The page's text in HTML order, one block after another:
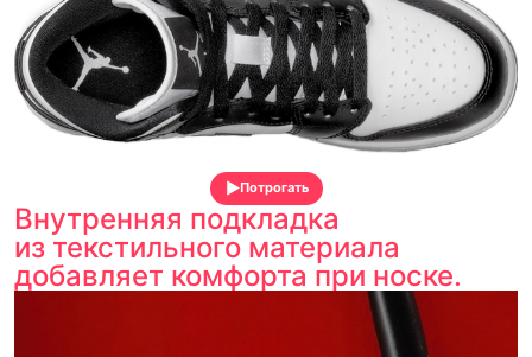
Потрогать
Внутренняя подкладка
из текстильного материала
добавляет комфорта при носке.